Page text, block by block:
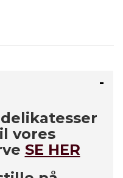
vores
SE HER